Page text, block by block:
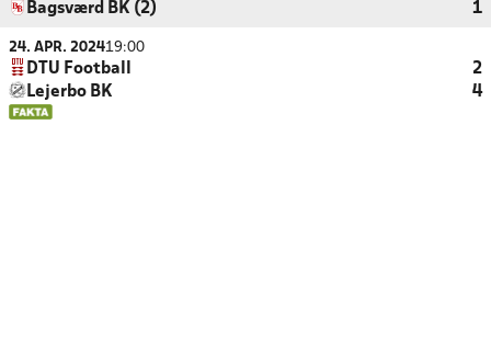
Bagsværd BK (2)
1
24. APR. 202419:00
DTU Football
2
Lejerbo BK
4